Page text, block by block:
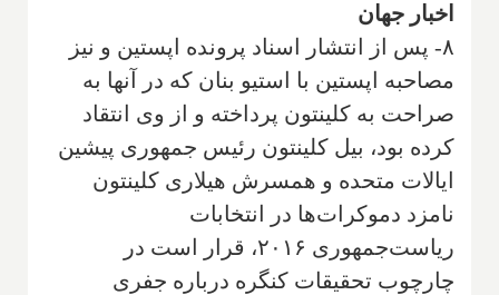
اخبار جهان
۸- پس از انتشار اسناد پرونده اپستین و نیز
مصاحبه اپستین با استیو بنان که در آنها به
صراحت به کلینتون پرداخته و از وی انتقاد
کرده بود، بیل کلینتون رئیس جمهوری پیشین
ایالات متحده و همسرش هیلاری کلینتون
نامزد دموکرات‌ها در انتخابات
ریاست‌جمهوری ۲۰۱۶، قرار است در
چارچوب تحقیقات کنگره درباره جفری